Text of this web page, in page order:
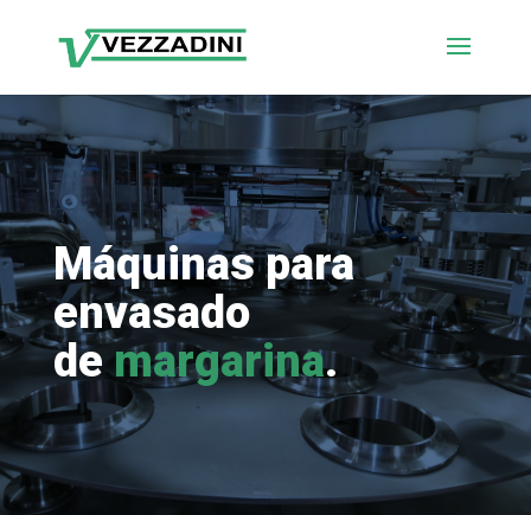
Máquinas para
envasado
demargarina.